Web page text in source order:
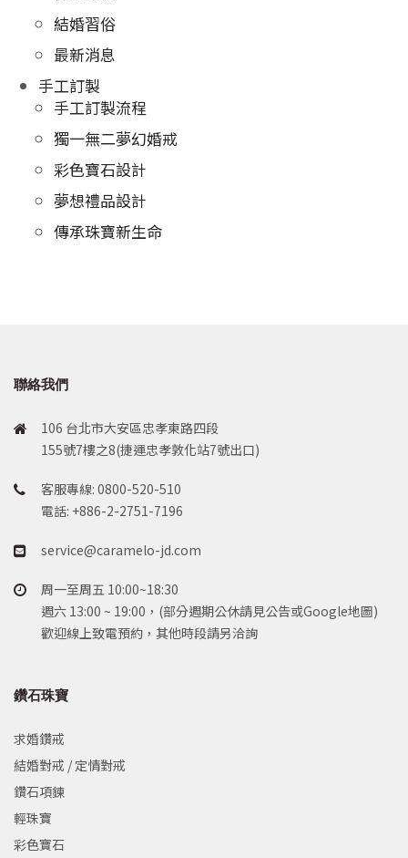
結婚習俗
最新消息
手工訂製
手工訂製流程
獨一無二夢幻婚戒
彩色寶石設計
夢想禮品設計
傳承珠寶新生命
聯絡我們
106 台北市大安區忠孝東路四段
155號7樓之8(捷運忠孝敦化站7號出口)
客服專線: 0800-520-510
電話: +886-2-2751-7196
service@caramelo-jd.com
周一至周五 10:00~18:30
週六 13:00 ~ 19:00，(部分週期公休請見公告或Google地圖)
歡迎線上致電預約，其他時段請另洽詢
鑽石珠寶
求婚鑽戒
結婚對戒 / 定情對戒
鑽石項鍊
輕珠寶
彩色寶石